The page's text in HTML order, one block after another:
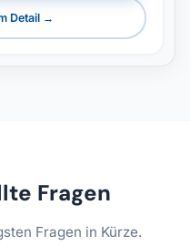
Detail →
Fragen
Fragen in Kürze.